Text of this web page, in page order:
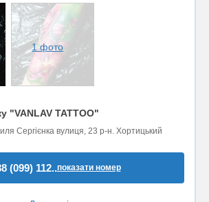
1 фото
"VANLAV TATTOO"
Сергієнка вулиця, 23 р-н. Хортицький
(099) 112..показати номер